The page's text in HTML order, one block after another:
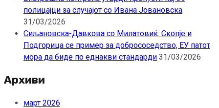
полицајци за случајот со Ивана Јовановска
31/03/2026
Сиљановска-Давкова со Милатовиќ: Скопје и
Подгорица се пример за добрососедство, ЕУ патот
мора да биде по еднакви стандарди 31/03/2026
Архиви
март 2026